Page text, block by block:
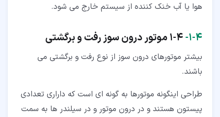
هوا یا آب خنک کننده از سیستم خارج می شود.
۴‏-‏۱‏- 1-4 موتور درون سوز رفت و برگشتی
بیشتر موتورهای درون سوز از نوع رفت و برگشتی می
باشند.
طراحی اینگونه موتورها به گونه ای است که داراری تعدادی
پیستون هستند و در درون موتور و در سیلندر ها به سمت